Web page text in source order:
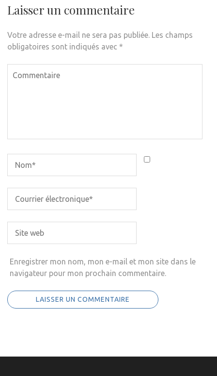
Laisser un commentaire
Votre adresse e-mail ne sera pas publiée. Les champs
obligatoires sont indiqués avec *
Enregistrer mon nom, mon e-mail et mon site dans le
navigateur pour mon prochain commentaire.